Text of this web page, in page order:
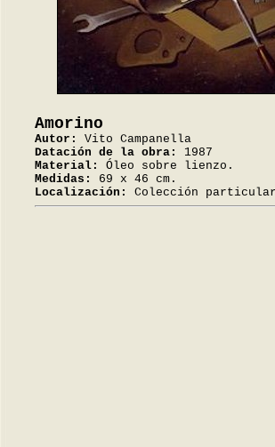
Amorino
Autor:
Vito Campanella
Datación de la obra:
1987
Material:
Óleo sobre lienzo.
Medidas:
69 x 46 cm.
Localización:
Colección particular